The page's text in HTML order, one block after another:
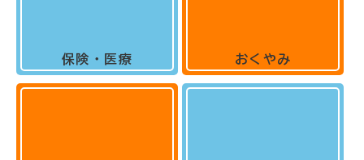
保険・医療 おくやみ